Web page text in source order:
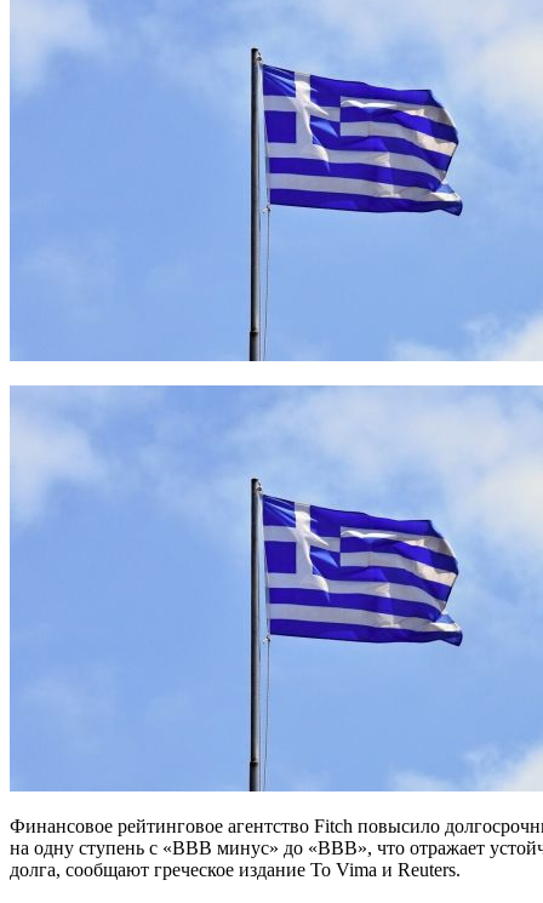
Финансовое рейтинговое агентство Fitch повысило
на одну ступень с «BBB минус» до «BBB», что отражает
долга, сообщают греческое издание To Vima и Reuters.